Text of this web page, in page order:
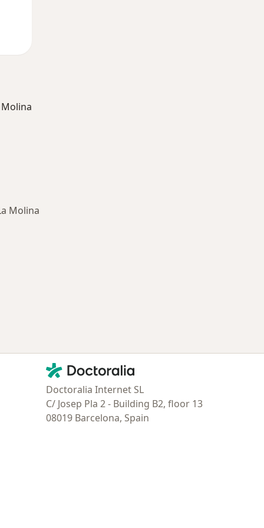
Molina
Contacto
Doctoralia - Página de inicio
Doctoralia Internet SL
C/ Josep Pla 2 - Building B2, floor 13
08019 Barcelona, Spain